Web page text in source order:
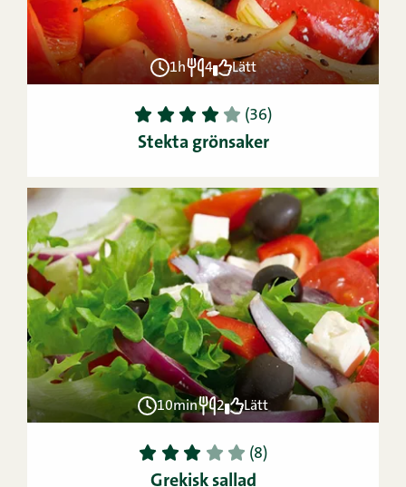
1h 4 Lätt
1 2 3 4 5 (36)
Stekta grönsaker
10min 2 Lätt
1 2 3 4 5 (8)
Grekisk sallad